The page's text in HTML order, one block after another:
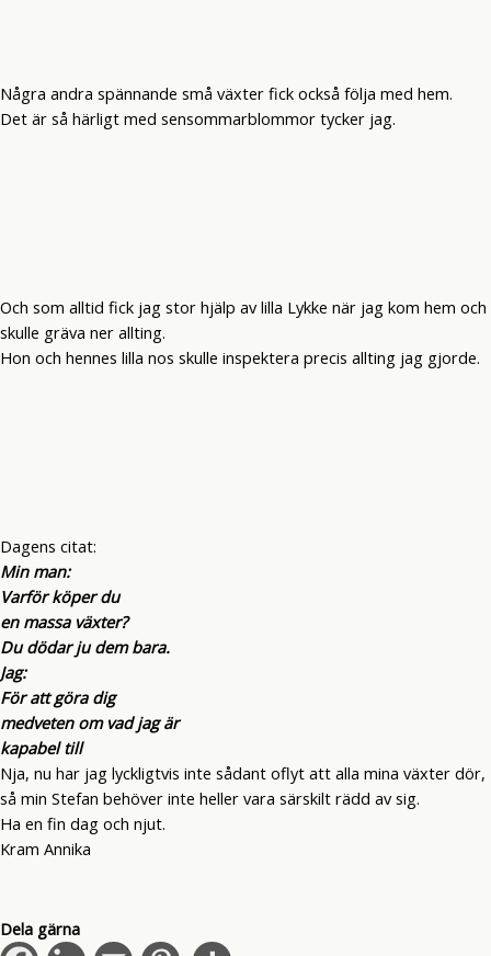
Några andra spännande små växter fick också följa med hem.
Det är så härligt med sensommarblommor tycker jag.
Och som alltid fick jag stor hjälp av lilla Lykke när jag kom hem och
skulle gräva ner allting.
Hon och hennes lilla nos skulle inspektera precis allting jag gjorde.
Dagens citat:
Min man:
Varför köper du
en massa växter?
Du dödar ju dem bara.
Jag:
För att göra dig
medveten om vad jag är
kapabel till
Nja, nu har jag lyckligtvis inte sådant oflyt att alla mina växter dör,
så min Stefan behöver inte heller vara särskilt rädd av sig.
Ha en fin dag och njut.
Kram Annika
Dela gärna